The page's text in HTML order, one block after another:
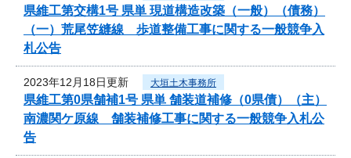
県維工第交構1号 県単 現道構造改築（一般）（債務）
（一）荒尾笠縫線 歩道整備工事に関する一般競争入
札公告
2023年12月18日更新 大垣土木事務所
県維工第0県舗補1号 県単 舗装道補修（0県債）（主）
南濃関ケ原線 舗装補修工事に関する一般競争入札公
告